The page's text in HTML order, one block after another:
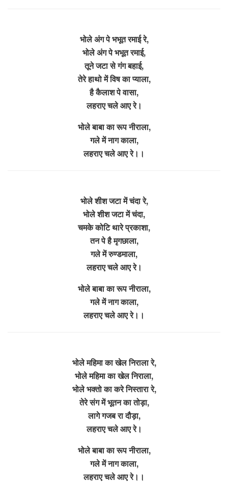
भोले अंग पे भभूत रमाई रे,
भोले अंग पे भभूत रमाई,
तूने जटा से गंग बहाई,
तेरे हाथो में विष का प्याला,
है कैलाश पे वासा,
लहराए चले आए रे।
भोले बाबा का रूप नीराला,
गले में नाग काला,
लहराए चले आए रे।।
भोले शीश जटा में चंदा रे,
भोले शीश जटा में चंदा,
चमके कोटि थारे प्रकाशा,
तन पे है मृगछाला,
गले में रुण्डमाला,
लहराए चले आए रे।
भोले बाबा का रूप नीराला,
गले में नाग काला,
लहराए चले आए रे।।
भोले महिमा का खेल निराला रे,
भोले महिमा का खेल निराला,
भोले भक्तो का करे निस्तारा रे,
तेरे संग में भूतन का तोड़ा,
लागे गजब रा दौड़ा,
लहराए चले आए रे।
भोले बाबा का रूप नीराला,
गले में नाग काला,
लहराए चले आए रे।।